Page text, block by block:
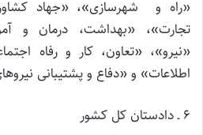
«راه و شهرسازی»، «جهاد
تجارت»، «بهداشت، درمان و
«نیرو»، «تعاون، کار و رفاه
اطلاعات» و «دفاع و پشتیبانی
۶ ـ دادستان کل کشور